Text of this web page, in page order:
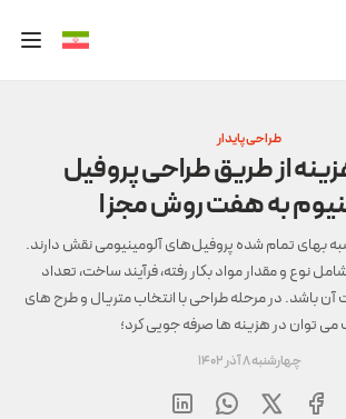
طراحی پایدار
از طریق طراحی پروفیل
به هفت روش مجزا
بهای تمام شده پروفیل‌های آلومینیومی نقش دارند.
نوع و مقدار مواد بکار رفته، فرآیند ساخت، تعداد
باشد. در مرحله طراحی با انتخاب متریال و طرح های
توان در هزینه ها صرفه جویی کرد؛
چهارشنبه 8 آذر 1402